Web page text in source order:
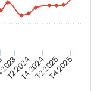
T2 2024T4 2024T2 2025T4 2025